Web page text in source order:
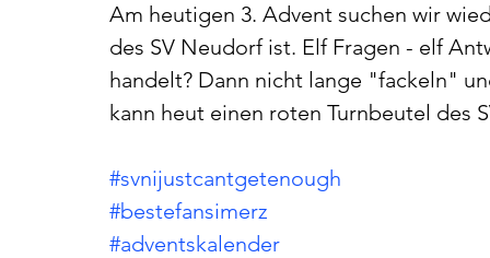
Am heutigen 3. Advent suchen wir
des SV Neudorf ist. Elf Fragen - elf
handelt? Dann nicht lange "fackeln"
kann heut einen roten Turnbeutel des
#svnijustcantgetenough
#bestefansimerz
#adventskalender